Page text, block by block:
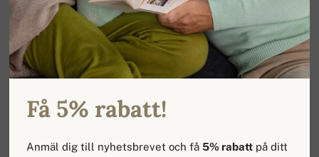
Få 5% rabatt!
Anmäl dig till nyhetsbrevet och få5% rabatt på ditt